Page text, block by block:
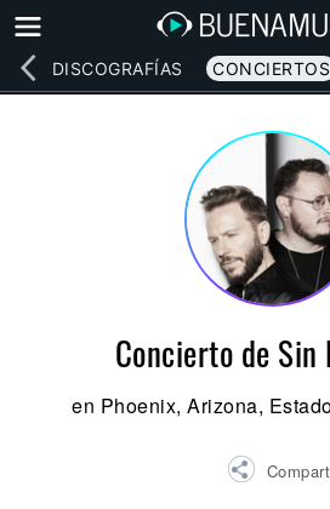
DISCOGRAFÍAS CONCIERTOS
Concierto de Sin
en Phoenix, Arizona,